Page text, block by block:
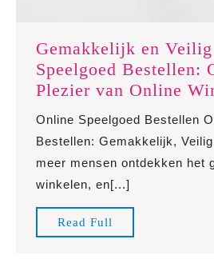
Gemakkelijk en
Speelgoed Bestellen:
Plezier van Online
Online Speelgoed Bestellen
Bestellen: Gemakkelijk,
meer mensen ontdekken het
winkelen, en[...]
Read Full
Full